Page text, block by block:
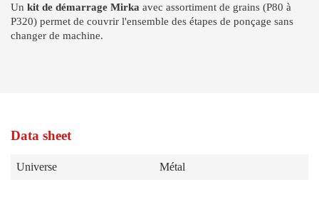
Un kit de démarrage Mirka avec assortiment de grains (P80 à
P320) permet de couvrir l'ensemble des étapes de ponçage sans
changer de machine.
Data sheet
Universe Métal